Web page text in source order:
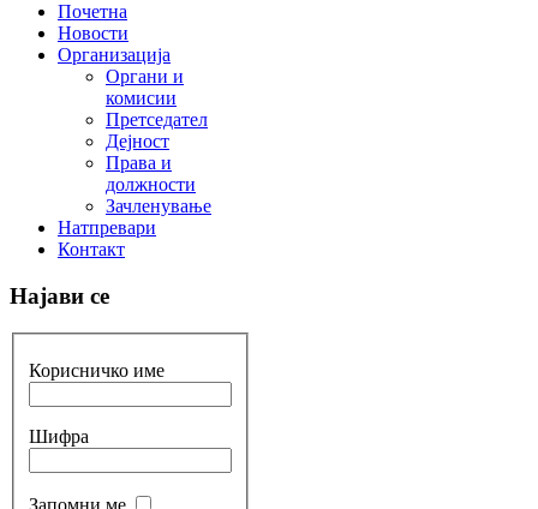
Почетна
Новости
Организација
Органи и
комисии
Претседател
Дејност
Права и
должности
Зачленување
Натпревари
Контакт
Најави се
Корисничко име
Шифра